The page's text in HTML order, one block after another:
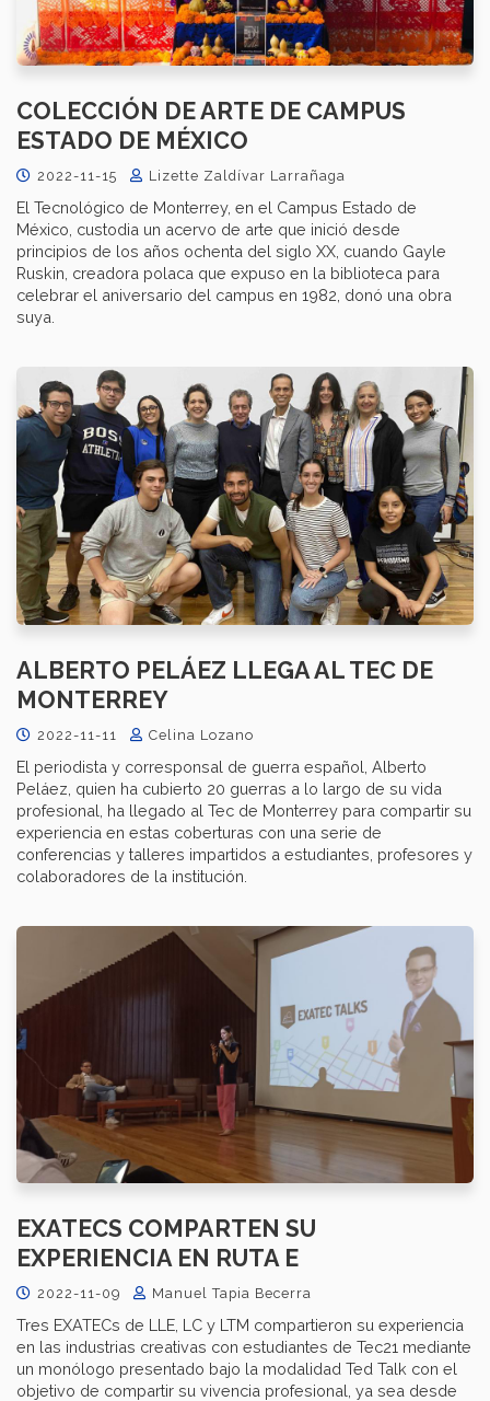
COLECCIÓN DE ARTE DE CAMPUS
ESTADO DE MÉXICO
2022-11-15 Lizette Zaldívar Larrañaga
El Tecnológico de Monterrey, en el Campus Estado de
México, custodia un acervo de arte que inició desde
principios de los años ochenta del siglo XX, cuando Gayle
Ruskin, creadora polaca que expuso en la biblioteca para
celebrar el aniversario del campus en 1982, donó una obra
suya.
ALBERTO PELÁEZ LLEGA AL TEC DE
MONTERREY
2022-11-11 Celina Lozano
El periodista y corresponsal de guerra español, Alberto
Peláez, quien ha cubierto 20 guerras a lo largo de su vida
profesional, ha llegado al Tec de Monterrey para compartir su
experiencia en estas coberturas con una serie de
conferencias y talleres impartidos a estudiantes, profesores y
colaboradores de la institución.
EXATECS COMPARTEN SU
EXPERIENCIA EN RUTA E
2022-11-09 Manuel Tapia Becerra
Tres EXATECs de LLE, LC y LTM compartieron su experiencia
en las industrias creativas con estudiantes de Tec21 mediante
un monólogo presentado bajo la modalidad Ted Talk con el
objetivo de compartir su vivencia profesional, ya sea desde